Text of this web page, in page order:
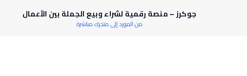
جوكرز – منصة رقمية لشراء وبيع الجملة بين الأعمال
من المورد إلى متجرك مباشرة